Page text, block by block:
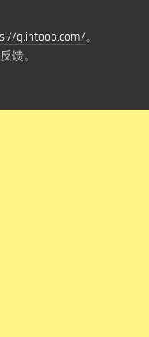
q.intooo.com/。
馈。